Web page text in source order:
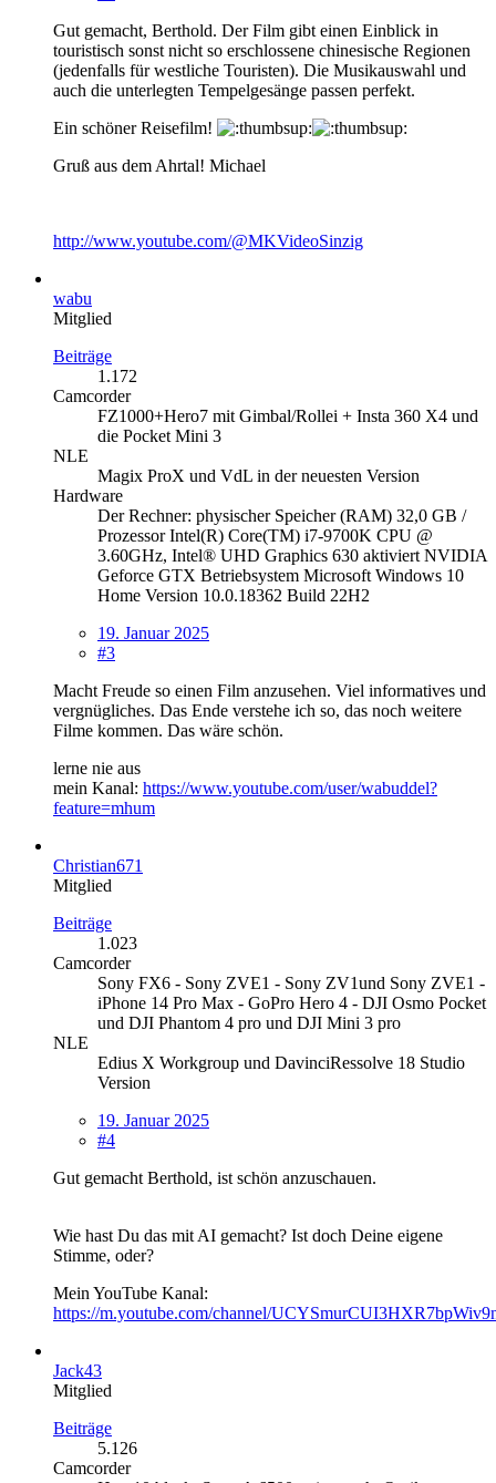
Gut gemacht, Berthold. Der Film gibt einen Einblick in
touristisch sonst nicht so erschlossene chinesische Regionen
(jedenfalls für westliche Touristen). Die Musikauswahl und
auch die unterlegten Tempelgesänge passen perfekt.
Ein schöner Reisefilm!
Gruß aus dem Ahrtal! Michael
http://www.youtube.com/@MKVideoSinzig
wabu
Mitglied
Beiträge
1.172
Camcorder
FZ1000+Hero7 mit Gimbal/Rollei + Insta 360 X4 und
die Pocket Mini 3
NLE
Magix ProX und VdL in der neuesten Version
Hardware
Der Rechner: physischer Speicher (RAM) 32,0 GB /
Prozessor Intel(R) Core(TM) i7-9700K CPU @
3.60GHz, Intel® UHD Graphics 630 aktiviert NVIDIA
Geforce GTX Betriebsystem Microsoft Windows 10
Home Version 10.0.18362 Build 22H2
19. Januar 2025
#3
Macht Freude so einen Film anzusehen. Viel informatives und
vergnügliches. Das Ende verstehe ich so, das noch weitere
Filme kommen. Das wäre schön.
lerne nie aus
mein Kanal: https://www.youtube.com/user/wabuddel?
feature=mhum
Christian671
Mitglied
Beiträge
1.023
Camcorder
Sony FX6 - Sony ZVE1 - Sony ZV1und Sony ZVE1 -
iPhone 14 Pro Max - GoPro Hero 4 - DJI Osmo Pocket
und DJI Phantom 4 pro und DJI Mini 3 pro
NLE
Edius X Workgroup und DavinciRessolve 18 Studio
Version
19. Januar 2025
#4
Gut gemacht Berthold, ist schön anzuschauen.
Wie hast Du das mit AI gemacht? Ist doch Deine eigene
Stimme, oder?
Mein YouTube Kanal:
https://m.youtube.com/channel/
Jack43
Mitglied
Beiträge
5.126
Camcorder